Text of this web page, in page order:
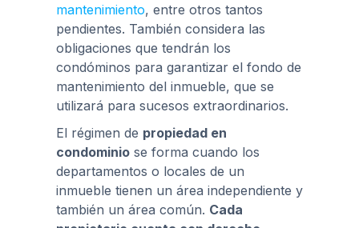
mantenimiento, entre otros tantos
pendientes. También considera las
obligaciones que tendrán los
condóminos para garantizar el fondo de
mantenimiento del inmueble, que se
utilizará para sucesos extraordinarios.
El régimen de propiedad en
condominio se forma cuando los
departamentos o locales de un
inmueble tienen un área independiente y
también un área común. Cada